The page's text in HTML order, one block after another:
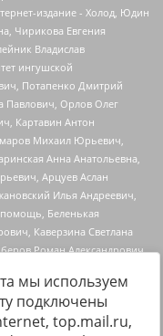
files/reestr-
мы используем
подключены
top.mail.ru,